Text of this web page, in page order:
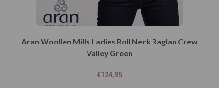
Aran Woollen Mills Ladies Roll Neck Raglan Crew
Valley Green
€124,95